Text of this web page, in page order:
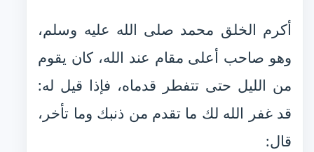
أكرم الخلق محمد صلى الله عليه وسلم،
وهو صاحب أعلى مقام عند الله، كان يقوم
من الليل حتى تتفطر قدماه، فإذا قيل له:
قد غفر الله لك ما تقدم من ذنبك وما تأخر،
قال: